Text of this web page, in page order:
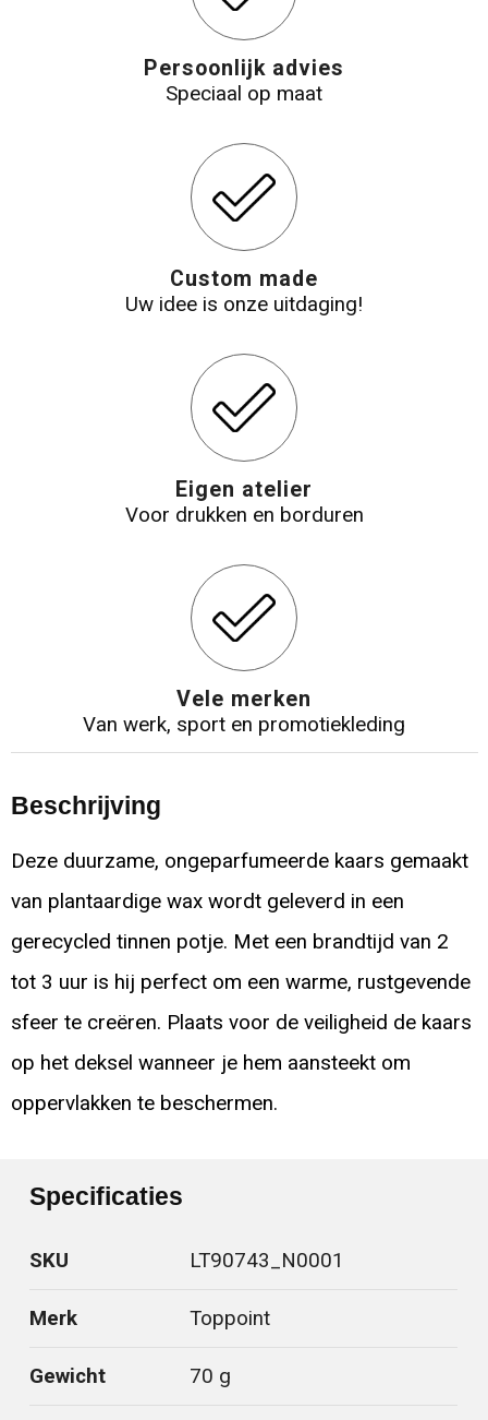
Persoonlijk advies
Speciaal op maat
Custom made
Uw idee is onze uitdaging!
Eigen atelier
Voor drukken en borduren
Vele merken
Van werk, sport en promotiekleding
Beschrijving
Deze duurzame, ongeparfumeerde kaars gemaakt
van plantaardige wax wordt geleverd in een
gerecycled tinnen potje. Met een brandtijd van 2
tot 3 uur is hij perfect om een warme, rustgevende
sfeer te creëren. Plaats voor de veiligheid de kaars
op het deksel wanneer je hem aansteekt om
oppervlakken te beschermen.
Specificaties
SKU LT90743_N0001
Merk Toppoint
Gewicht 70 g